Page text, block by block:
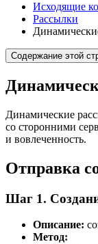
Исходящие
Рассылки
Содержание этой
Динамические
со сторонними
и вовлеченность.
Отправка
Шаг 1.
Описание:
Метод: